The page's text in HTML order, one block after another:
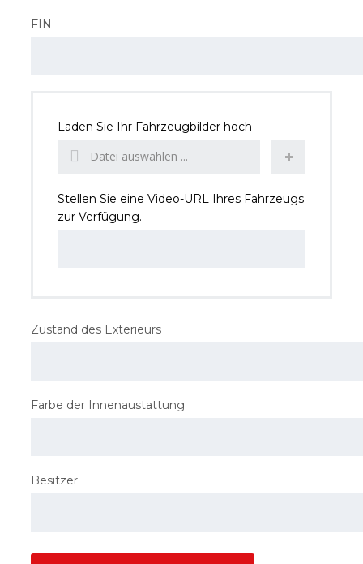
FIN
Laden Sie Ihr Fahrzeugbilder hoch
Datei auswählen ...
Stellen Sie eine Video-URL Ihres Fahrzeugs
zur Verfügung.
Zustand des Exterieurs
Farbe der Innenaustattung
Besitzer